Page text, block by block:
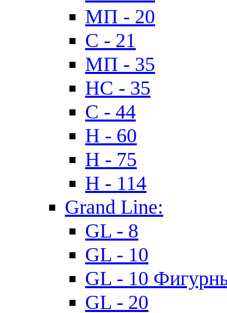
МП - 20
C - 21
МП - 35
HC - 35
C - 44
H - 60
H - 75
H - 114
Grand Line:
GL - 8
GL - 10
GL - 10
GL - 20